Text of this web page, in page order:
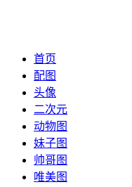
首页
配图
头像
二次元
动物图
妹子图
帅哥图
唯美图